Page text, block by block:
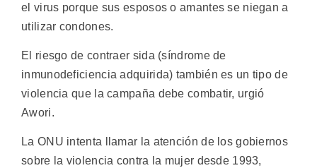
el virus porque sus esposos o amantes se niegan a
utilizar condones.
El riesgo de contraer sida (síndrome de
inmunodeficiencia adquirida) también es un tipo de
violencia que la campaña debe combatir, urgió
Awori.
La ONU intenta llamar la atención de los gobiernos
sobre la violencia contra la mujer desde 1993,